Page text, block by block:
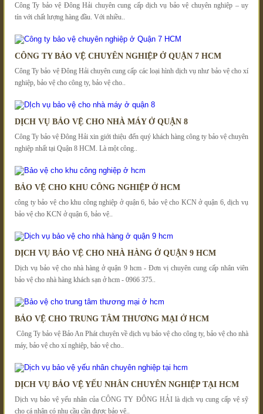
Công Ty bảo vệ Đông Hải chuyên cung cấp dịch vụ bảo vệ chuyên nghiệp – uy
tín với chất lượng hàng đầu. Với nhiều..
CÔNG TY BẢO VỆ CHUYÊN NGHIỆP Ở QUẬN 7 HCM
Công Ty bảo vệ Đông Hải chuyên cung cấp các loại hình dịch vụ như bảo vệ cho xí
nghiệp, bảo vệ cho công ty, bảo vệ cho..
DỊCH VỤ BẢO VỆ CHO NHÀ MÁY Ở QUẬN 8
Công Ty bảo vệ Đông Hải xin giới thiệu đến quý khách hàng công ty bảo vệ chuyên
nghiệp nhất tại Quận 8 HCM. Là một công..
BẢO VỆ CHO KHU CÔNG NGHIỆP Ở HCM
công ty bảo vệ cho khu công nghiệp ở quận 6, bảo vệ cho KCN ở quận 6, dịch vụ
bảo vệ cho KCN ở quận 6, bảo vệ..
DỊCH VỤ BẢO VỆ CHO NHÀ HÀNG Ở QUẬN 9 HCM
Dịch vụ bảo vệ cho nhà hàng ở quận 9 hcm - Đơn vị chuyên cung cấp nhân viên
bảo vệ cho nhà hàng khách sạn ở hcm - 0966 375..
BẢO VỆ CHO TRUNG TÂM THƯƠNG MẠI Ở HCM
Công Ty bảo vệ Bảo An Phát chuyên về dịch vụ bảo vệ cho công ty, bảo vệ cho nhà
máy, bảo vệ cho xí nghiệp, bảo vệ cho..
DỊCH VỤ BẢO VỆ YẾU NHÂN CHUYÊN NGHIỆP TẠI HCM
Dịch vụ bảo vệ yếu nhân của CÔNG TY ĐÔNG HẢI là dịch vụ cung cấp vệ sỹ
cho cá nhân có nhu cầu cần được bảo vệ..